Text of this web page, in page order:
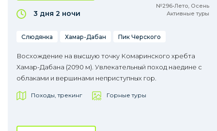
№296•Лето, Осень
Активные туры
3 дня 2 ночи
Слюдянка Хамар-Дабан Пик Черского
Восхождение на высшую точку Комаринского хребта
Хамар-Дабана (2090 м). Увлекательный поход наедине с
облаками и вершинами неприступных гор.
Походы, трекинг Горные туры